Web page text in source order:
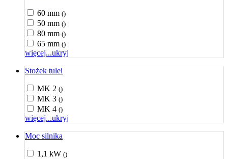
60 mm ()
50 mm ()
80 mm ()
65 mm ()
więcej...ukryj
Stożek tulei
MK 2 ()
MK 3 ()
MK 4 ()
więcej...ukryj
Moc silnika
1,1 kW ()